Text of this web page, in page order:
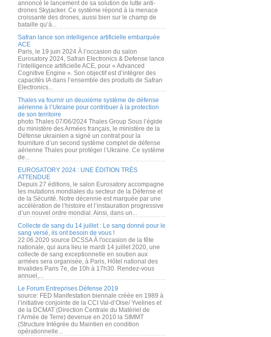
annoncé le lancement de sa solution de lutte anti-
drones Skyjacker. Ce système répond à la menace
croissante des drones, aussi bien sur le champ de
bataille qu’à...
Safran lance son intelligence artificielle embarquée
ACE
Paris, le 19 juin 2024 À l’occasion du salon
Eurosatory 2024, Safran Electronics & Defense lance
l’intelligence artificielle ACE, pour « Advanced
Cognitive Engine ». Son objectif est d’intégrer des
capacités IA dans l’ensemble des produits de Safran
Electronics...
Thales va fournir un deuxième système de défense
aérienne à l’Ukraine pour contribuer à la protection
de son territoire
photo Thales 07/06/2024 Thales Group Sous l’égide
du ministère des Armées français, le ministère de la
Défense ukrainien a signé un contrat pour la
fourniture d’un second système complet de défense
aérienne Thales pour protéger l’Ukraine. Ce système
de...
EUROSATORY 2024 : UNE ÉDITION TRÈS
ATTENDUE
Depuis 27 éditions, le salon Eurosatory accompagne
les mutations mondiales du secteur de la Défense et
de la Sécurité. Notre décennie est marquée par une
accélération de l’histoire et l’instauration progressive
d’un nouvel ordre mondial. Ainsi, dans un...
Collecte de sang du 14 juillet : Le sang donné pour le
sang versé, ils ont besoin de vous !
22.06.2020 source DCSSA À l'occasion de la fête
nationale, qui aura lieu le mardi 14 juillet 2020, une
collecte de sang exceptionnelle en soutien aux
armées sera organisée, à Paris, Hôtel national des
Invalides Paris 7e, de 10h à 17h30. Rendez-vous
annuel,...
Le Forum Entreprises Défense 2019
source: FED Manifestation biennale créée en 1989 à
l’initiative conjointe de la CCI Val-d’Oise/ Yvelines et
de la DCMAT (Direction Centrale du Matériel de
l’Armée de Terre) devenue en 2010 la SIMMT
(Structure Intégrée du Maintien en condition
opérationnelle...